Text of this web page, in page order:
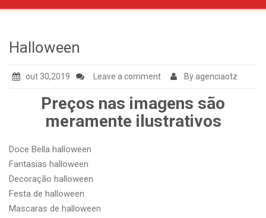
Halloween
out 30,2019 Leave a comment By agenciaotz
Preços nas imagens são
meramente ilustrativos
Doce Bella halloween
Fantasias halloween
Decoração halloween
Festa de halloween
Mascaras de halloween